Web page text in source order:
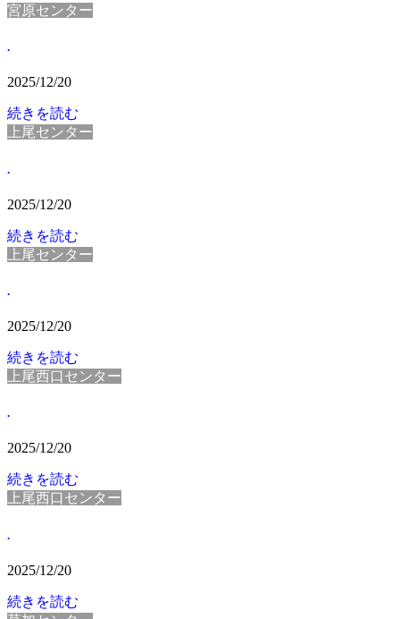
宮原センター
.
2025/12/20
続きを読む
上尾センター
.
2025/12/20
続きを読む
上尾センター
.
2025/12/20
続きを読む
上尾西口センター
.
2025/12/20
続きを読む
上尾西口センター
.
2025/12/20
続きを読む